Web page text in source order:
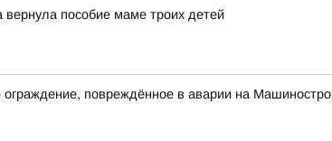
вернула пособие маме троих детей
повреждённое в аварии на